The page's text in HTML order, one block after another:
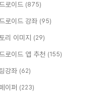
로이드 (875)
로이드 강좌 (95)
리 이미지 (29)
로이드 앱 추천 (155)
강좌 (62)
이퍼 (223)